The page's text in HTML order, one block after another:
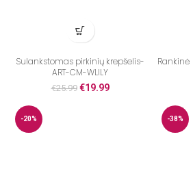
Sulankstomas pirkinių krepšelis-
ART-CM-WLILY
€25.99 €19.99
Rankinė
-20% -38%